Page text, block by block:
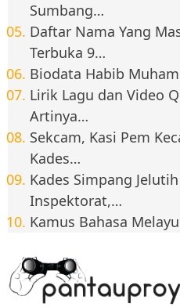
Sumbang…
Daftar Nama Yang
Terbuka 9…
Biodata Habib
Lirik Lagu dan Video
Artinya…
Sekcam, Kasi Pem
Kades…
Kades Simpang
Inspektorat,…
Kamus Bahasa